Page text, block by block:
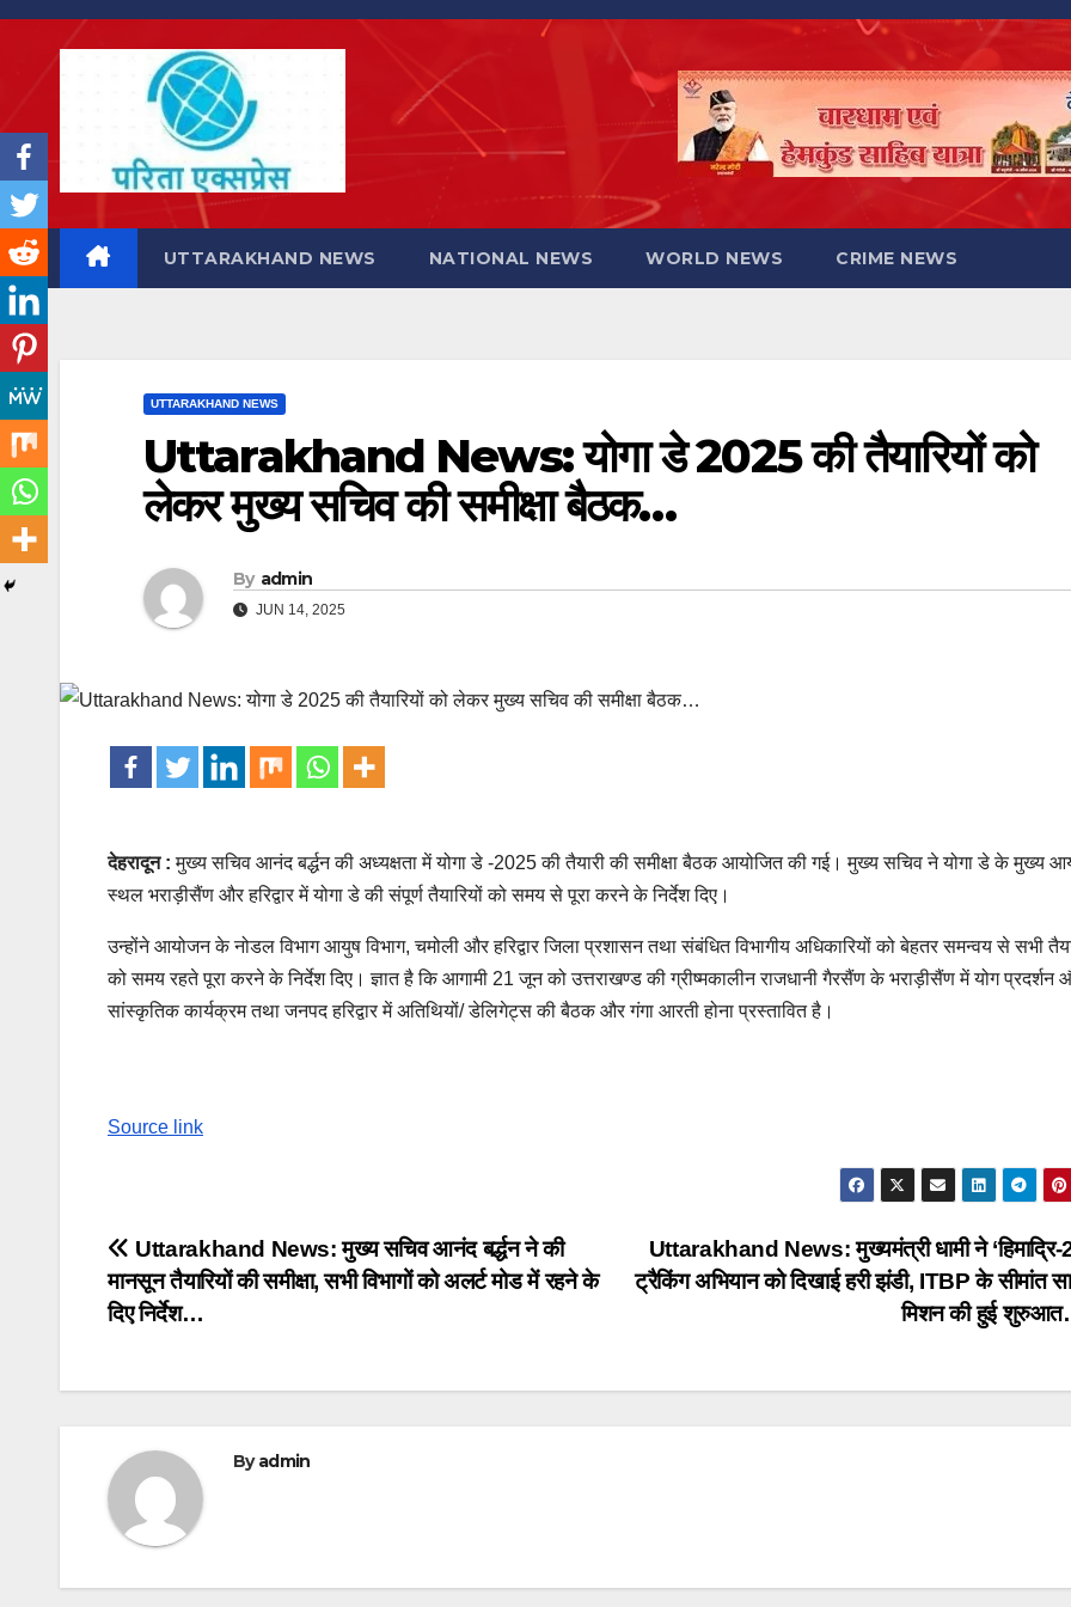
Skip
UTTARAKHAND NEWS NATIONAL NEWS WORLD NEWS CRIME NEWS
UTTARAKHAND NEWS
Uttarakhand News: योगा डे 2025 की तैयारियों को
लेकर मुख्य सचिव की समीक्षा बैठक…
By admin
JUN 14, 2025
देहरादून : मुख्य सचिव आनंद बर्द्धन की अध्यक्षता में योगा डे -2025 की तैयारी की समीक्षा बैठक आयोजित की गई। मुख्य सचिव ने योगा डे के मुख्य
स्थल भराड़ीसैंण और हरिद्वार में योगा डे की संपूर्ण तैयारियों को समय से पूरा करने के निर्देश दिए।
उन्होंने आयोजन के नोडल विभाग आयुष विभाग, चमोली और हरिद्वार जिला प्रशासन तथा संबंधित विभागीय अधिकारियों को बेहतर समन्वय से सभी
को समय रहते पूरा करने के निर्देश दिए। ज्ञात है कि आगामी 21 जून को उत्तराखण्ड की ग्रीष्मकालीन राजधानी गैरसैंण के भराड़ीसैंण में योग प्रदर्शन
सांस्कृतिक कार्यक्रम तथा जनपद हरिद्वार में अतिथियों/ डेलिगेट्स की बैठक और गंगा आरती होना प्रस्तावित है।
Source link
Post
navigation
Uttarakhand News: मुख्यमंत्री धामी ने ‘हिमाद्रि-
ट्रैकिंग अभियान को दिखाई हरी झंडी, ITBP के सीमांत
मिशन की हुई
Uttarakhand News: मुख्य सचिव आनंद बर्द्धन ने की
मानसून तैयारियों की समीक्षा, सभी विभागों को अलर्ट मोड में रहने के
दिए निर्देश…
Byadmin